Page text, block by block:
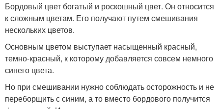
Бордовый цвет богатый и роскошный цвет. Он относится
к сложным цветам. Его получают путем смешивания
нескольких цветов.
Основным цветом выступает насыщенный красный,
темно-красный, к которому добавляется совсем немного
синего цвета.
Но при смешивании нужно соблюдать осторожность и не
переборщить с синим, а то вместо бордового получится